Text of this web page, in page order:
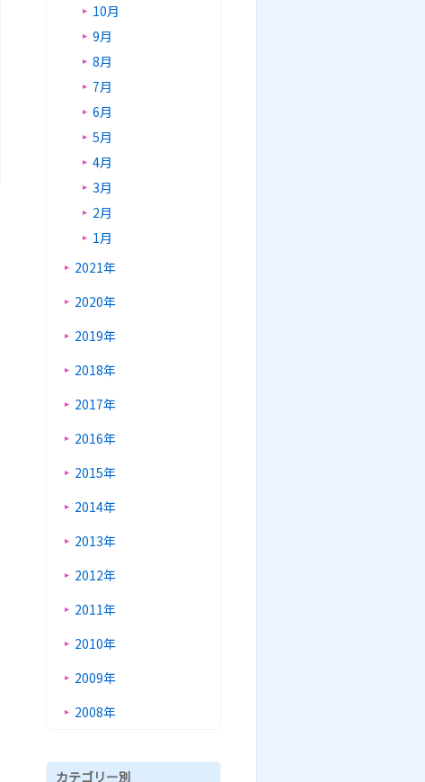
10月
9月
8月
7月
6月
5月
4月
3月
2月
1月
2021年
2020年
2019年
2018年
2017年
2016年
2015年
2014年
2013年
2012年
2011年
2010年
2009年
2008年
カテゴリー別